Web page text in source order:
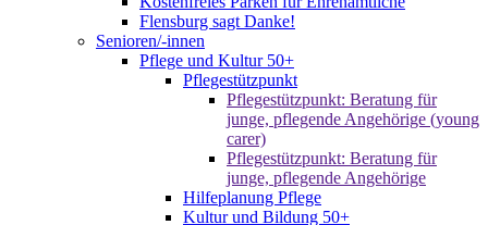
Flensburg sagt Danke!
Senioren/-innen
Pflege und Kultur 50+
Pflegestützpunkt
Pflegestützpunkt: Beratung für
junge, pflegende Angehörige (young
carer)
Pflegestützpunkt: Beratung für
junge, pflegende Angehörige
Hilfeplanung Pflege
Kultur und Bildung 50+